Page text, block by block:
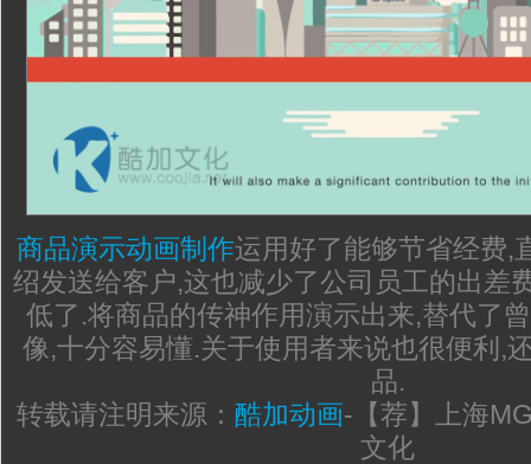
商品演示动画制作运用好了能够节省经费,
绍发送给客户,这也减少了公司员工的出差
低了.将商品的传神作用演示出来,替代了
像,十分容易懂.关于使用者来说也很便利,
品.
转载请注明来源：酷加动画- 【荐】上海
文化